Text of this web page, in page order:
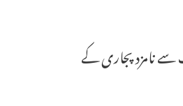
نامزد پجاری کے